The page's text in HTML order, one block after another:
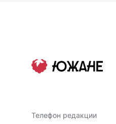
Телефон редакции